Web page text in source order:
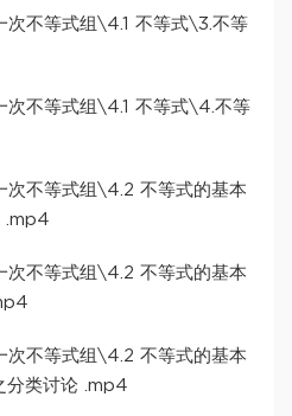
次不等式组\4.1 不等式\3.不等
次不等式组\4.1 不等式\4.不等
次不等式组\4.2 不等式的基本
.mp4
次不等式组\4.2 不等式的基本
次不等式组\4.2 不等式的基本
分类讨论 .mp4